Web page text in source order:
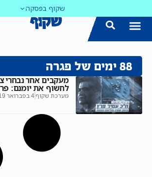
שקוף בפסקה
88 ימים של פגרה
מעקבים אחר נבחרי
לחשוף את יומנם:
מערכת שקוף4 בפברואר 2019